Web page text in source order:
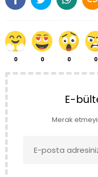
0 0 0 0
E-
Merak